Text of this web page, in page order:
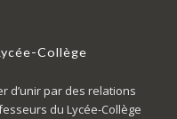
Collège
d’unir par des relations
du Lycée-Collège